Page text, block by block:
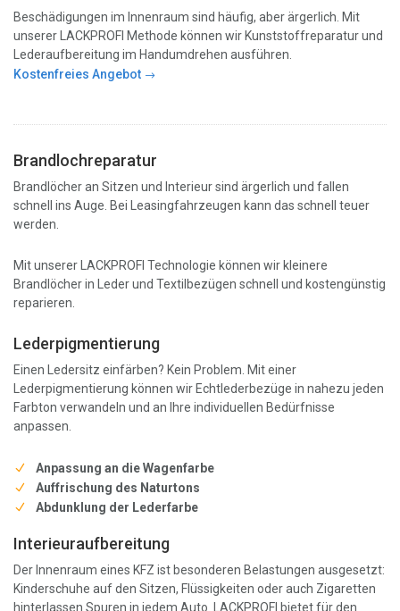
Beschädigungen im Innenraum sind häufig, aber ärgerlich. Mit
unserer LACKPROFI Methode können wir Kunststoffreparatur und
Lederaufbereitung im Handumdrehen ausführen.
Kostenfreies Angebot
Brandlochreparatur
Brandlöcher an Sitzen und Interieur sind ärgerlich und fallen
schnell ins Auge. Bei Leasingfahrzeugen kann das schnell teuer
werden.
Mit unserer LACKPROFI Technologie können wir kleinere
Brandlöcher in Leder und Textilbezügen schnell und kostengünstig
reparieren.
Lederpigmentierung
Einen Ledersitz einfärben? Kein Problem. Mit einer
Lederpigmentierung können wir Echtlederbezüge in nahezu jeden
Farbton verwandeln und an Ihre individuellen Bedürfnisse
anpassen.
Anpassung an die Wagenfarbe
Auffrischung des Naturtons
Abdunklung der Lederfarbe
Interieuraufbereitung
Der Innenraum eines KFZ ist besonderen Belastungen ausgesetzt:
Kinderschuhe auf den Sitzen, Flüssigkeiten oder auch Zigaretten
hinterlassen Spuren in jedem Auto. LACKPROFI bietet für den